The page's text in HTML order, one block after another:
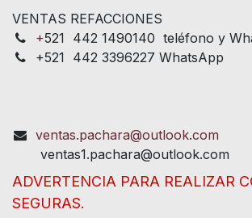
VENTAS REFACCIONES
+521 442 1490140 teléfono y
+521 442 3396227 WhatsApp
ventas.pachara@outlook.com
ventas1.pachara@outlook.com
ADVERTENCIA PARA REALIZAR
SEGURAS.